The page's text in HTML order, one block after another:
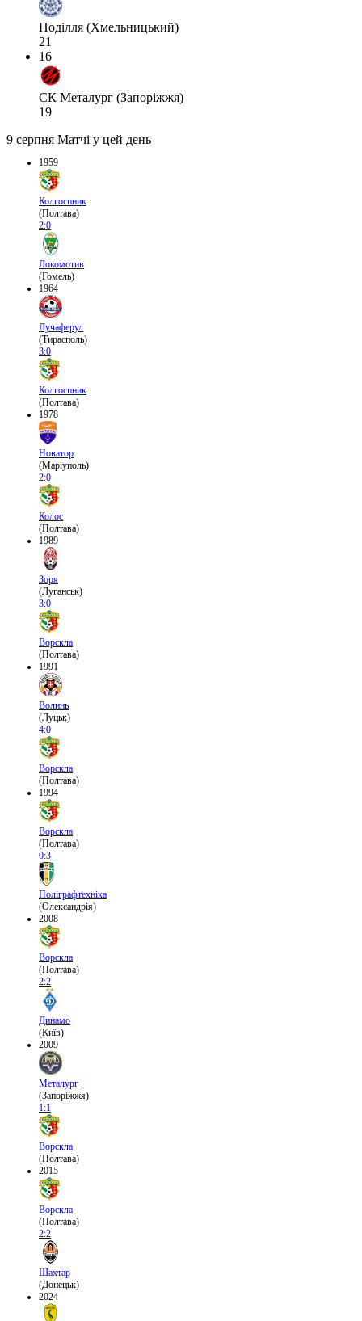
Поділля (Хмельницький)
21
16
СК Металург (Запоріжжя)
19
9 серпня Матчі у цей день
1959
Колгоспник
(Полтава)
2:0
Локомотив
(Гомель)
1964
Лучаферул
(Тирасполь)
3:0
Колгоспник
(Полтава)
1978
Новатор
(Маріуполь)
2:0
Колос
(Полтава)
1989
Зоря
(Луганськ)
3:0
Ворскла
(Полтава)
1991
Волинь
(Луцьк)
4:0
Ворскла
(Полтава)
1994
Ворскла
(Полтава)
0:3
Поліграфтехніка
(Олександрія)
2008
Ворскла
(Полтава)
2:2
Динамо
(Київ)
2009
Металург
(Запоріжжя)
1:1
Ворскла
(Полтава)
2015
Ворскла
(Полтава)
2:2
Шахтар
(Донецьк)
2024